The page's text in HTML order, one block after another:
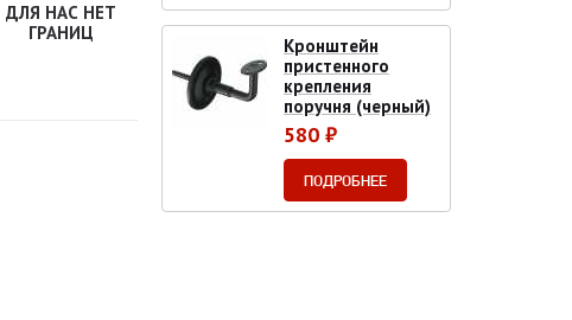
ДЛЯ НАС НЕТ
ГРАНИЦ
Кронштейн
пристенного
крепления
поручня (черный)
580 ₽
ПОДРОБНЕЕ